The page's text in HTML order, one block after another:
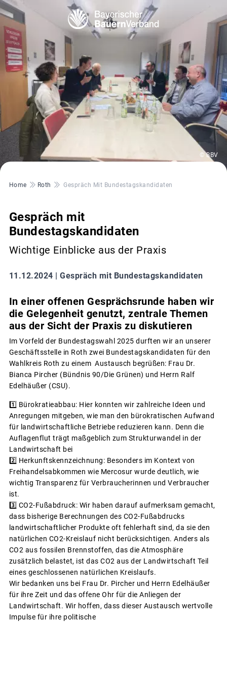
© BBV
Pfadnavigation
Home Roth Gespräch Mit Bundestagskandidaten
Gespräch mit
Bundestagskandidaten
Wichtige Einblicke aus der Praxis
11.12.2024 | Gespräch mit Bundestagskandidaten
In einer offenen Gesprächsrunde haben wir
die Gelegenheit genutzt, zentrale Themen
aus der Sicht der Praxis zu diskutieren
Im Vorfeld der Bundestagswahl 2025 durften wir an unserer
Geschäftsstelle in Roth zwei Bundestagskandidaten für den
Wahlkreis Roth zu einem Austausch begrüßen: Frau Dr.
Bianca Pircher (Bündnis 90/Die Grünen) und Herrn Ralf
Edelhäußer (CSU).
1️⃣ Bürokratieabbau: Hier konnten wir zahlreiche Ideen und
Anregungen mitgeben, wie man den bürokratischen Aufwand
für landwirtschaftliche Betriebe reduzieren kann. Denn die
Auflagenflut trägt maßgeblich zum Strukturwandel in der
Landwirtschaft bei
2️⃣ Herkunftskennzeichnung: Besonders im Kontext von
Freihandelsabkommen wie Mercosur wurde deutlich, wie
wichtig Transparenz für Verbraucherinnen und Verbraucher
ist.
3️⃣ CO2-Fußabdruck: Wir haben darauf aufmerksam gemacht,
dass bisherige Berechnungen des CO2-Fußabdrucks
landwirtschaftlicher Produkte oft fehlerhaft sind, da sie den
natürlichen CO2-Kreislauf nicht berücksichtigen. Anders als
CO2 aus fossilen Brennstoffen, das die Atmosphäre
zusätzlich belastet, ist das CO2 aus der Landwirtschaft Teil
eines geschlossenen natürlichen Kreislaufs.
Wir bedanken uns bei Frau Dr. Pircher und Herrn Edelhäußer
für ihre Zeit und das offene Ohr für die Anliegen der
Landwirtschaft. Wir hoffen, dass dieser Austausch wertvolle
Impulse für ihre politische